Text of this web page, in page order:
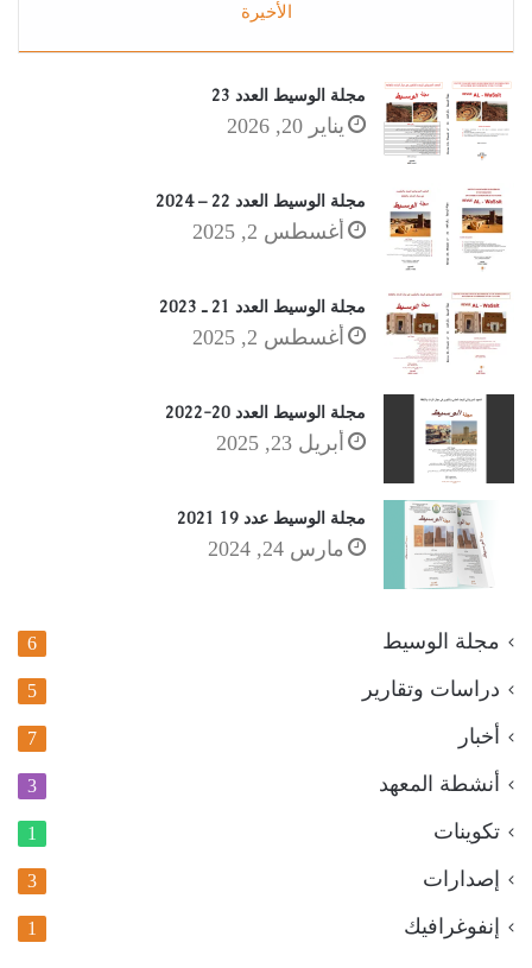
الأخيرة
مجلة الوسيط العدد 23
يناير 20, 2026
مجلة الوسيط العدد 22 – 2024
أغسطس 2, 2025
مجلة الوسيط العدد 21 ـ 2023
أغسطس 2, 2025
مجلة الوسيط العدد 20-2022
أبريل 23, 2025
مجلة الوسيط عدد 19 2021
مارس 24, 2024
مجلة الوسيط 6
دراسات وتقارير 5
أخبار 7
أنشطة المعهد 3
تكوينات 1
إصدارات 3
إنفوغرافيك 1